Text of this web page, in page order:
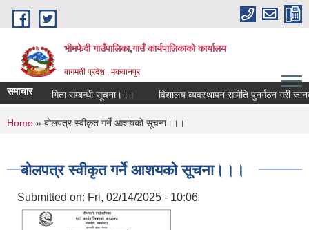
Skip to main content
भीमफेदी गाउँपालिका,गाउँ कार्यपालिकाकाे कार्यालय
बागमती प्रदेश , मकवानपुर
समाचार
प्रतियोगिता सम्बन्धी सूचना।।। विद्यालय व्यवस्थापन समिति पुनर्गठन गरी
You are here
Home » बोलपत्र स्वीकृत गर्ने आशयको सूचना।।।
बोलपत्र स्वीकृत गर्ने आशयको सूचना।।।
Submitted on: Fri, 02/14/2025 - 10:06